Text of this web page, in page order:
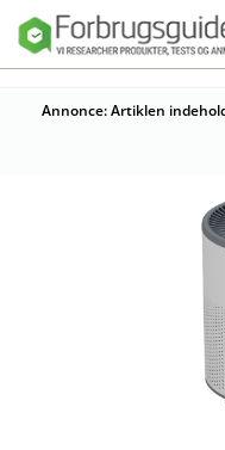
Annonce: Artiklen